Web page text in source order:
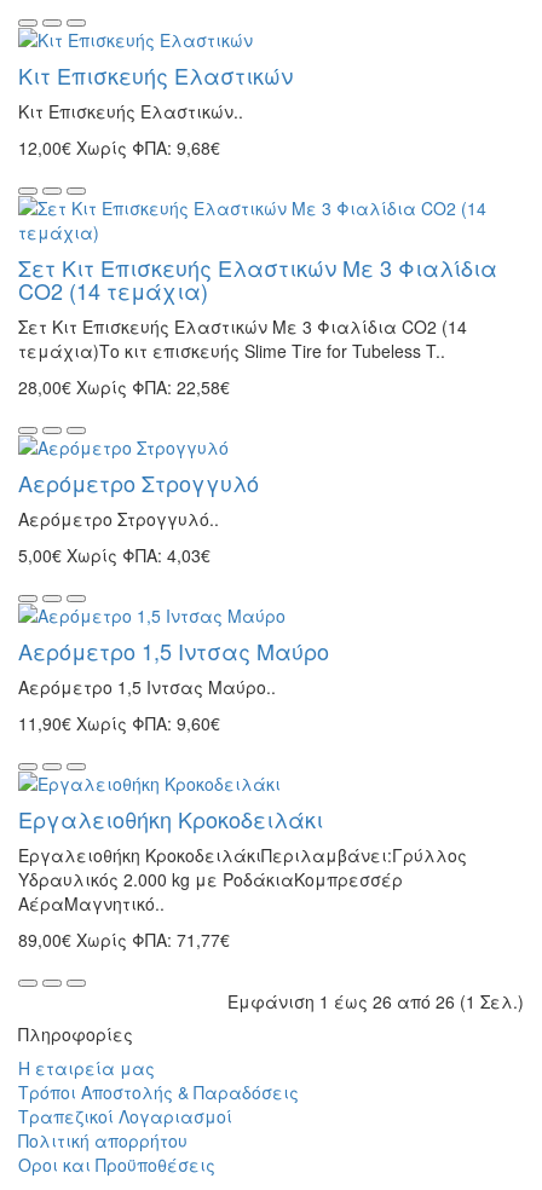
Kιτ Επισκευής Ελαστικών
Kιτ Επισκευής Ελαστικών..
12,00€ Χωρίς ΦΠΑ: 9,68€
Σετ Κιτ Επισκευής Ελαστικών Με 3 Φιαλίδια
CO2 (14 τεμάχια)
Σετ Κιτ Επισκευής Ελαστικών Με 3 Φιαλίδια CO2 (14
τεμάχια)Το κιτ επισκευής Slime Tire for Tubeless T..
28,00€ Χωρίς ΦΠΑ: 22,58€
Aερόμετρο Στρογγυλό
Aερόμετρο Στρογγυλό..
5,00€ Χωρίς ΦΠΑ: 4,03€
Αερόμετρο 1,5 Iντσας Mαύρο
Αερόμετρο 1,5 Iντσας Mαύρο..
11,90€ Χωρίς ΦΠΑ: 9,60€
Εργαλειοθήκη Κροκοδειλάκι
Εργαλειοθήκη ΚροκοδειλάκιΠεριλαμβάνει:Γρύλλος
Υδραυλικός 2.000 kg με ΡοδάκιαΚομπρεσσέρ
ΑέραΜαγνητικό..
89,00€ Χωρίς ΦΠΑ: 71,77€
Εμφάνιση 1 έως 26 από 26 (1 Σελ.)
Πληροφορίες
Η εταιρεία μας
Τρόποι Αποστολής & Παραδόσεις
Τραπεζικοί Λογαριασμοί
Πολιτική απορρήτου
Οροι και Προϋποθέσεις